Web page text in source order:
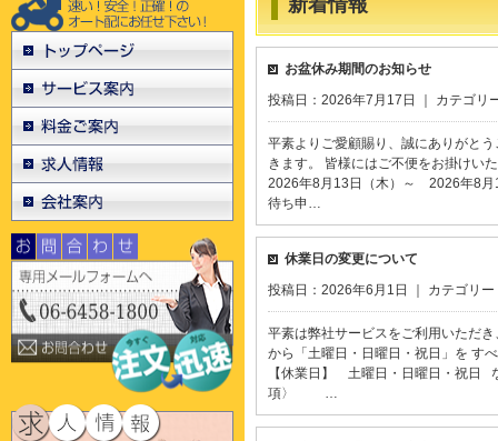
新着情報
お盆休み期間のお知らせ
投稿日：2026年7月17日 ｜ カテゴリ
平素よりご愛顧賜り、誠にありがと
きます。 皆様にはご不便をお掛け
2026年8月13日（木）～ 2026年8月
待ち申…
休業日の変更について
投稿日：2026年6月1日 ｜ カテゴリー
平素は弊社サービスをご利用いただ
から「土曜日・日曜日・祝日」を
【休業日】 土曜日・日曜日・祝日
項〉 …